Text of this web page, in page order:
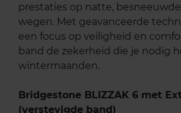
prestaties op natte,
wegen. Met geavanceerde
een focus op veiligheid en
band de zekerheid die je nodig
wintermaanden.
Bridgestone BLIZZAK 6 met
(verstevigde band)